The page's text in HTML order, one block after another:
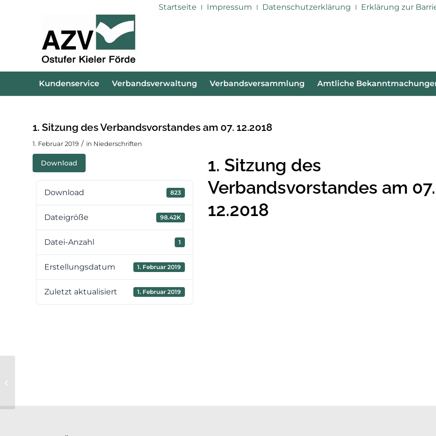
Startseite Impressum Datenschutzerklärung Erklärung zur
Kundenservice Verbandsverwaltung Verbandsversammlung Amtliche
1. Sitzung des Verbandsvorstandes am 07. 12.2018
1. Februar 2019 / in Niederschriften
Download
Download 823
Dateigröße 98.42K
Datei-Anzahl 1
Erstellungsdatum 1. Februar 2019
Zuletzt aktualisiert 1. Februar 2019
1. Sitzung des
Verbandsvorstandes am 07.
12.2018